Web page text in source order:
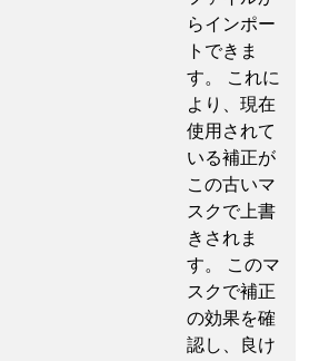
らインポー
トできま
す。 これに
より、現在
使用されて
いる補正が
この古いマ
スクで上書
きされま
す。 このマ
スクで補正
の効果を確
認し、良け